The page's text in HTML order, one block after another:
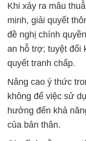
Khi xảy ra mâu
minh, giải quyết
đề nghị chính
an hỗ trợ; tuyệt đối
quyết tranh chấp.
Nâng cao ý thức
không để việc sử
hưởng đến khả
của bản thân.